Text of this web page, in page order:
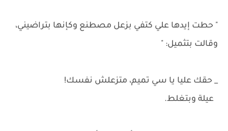
" حطت إيدها علي كتفي بزعل مصطنع وكإنها بتراضيني،
وقالت بتثميل: "
_ حقك عليا يا سي تميم، متزعلش نفسك!
عيلة وبتغلط.